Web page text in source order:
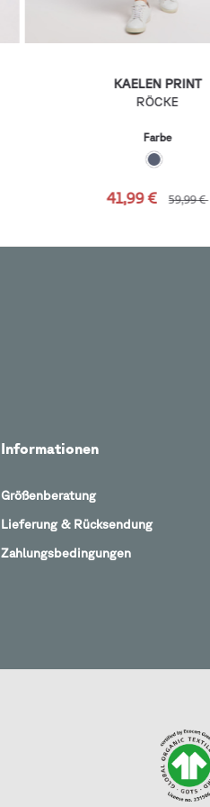
KAELEN PRINT
RÖCKE
Farbe
41,99 € 59,99 €
Informationen
Größenberatung
Lieferung & Rücksendung
Zahlungsbedingungen